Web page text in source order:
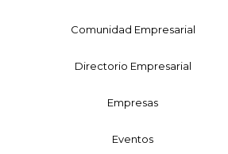
Comunidad Empresarial
Directorio Empresarial
Empresas
Eventos